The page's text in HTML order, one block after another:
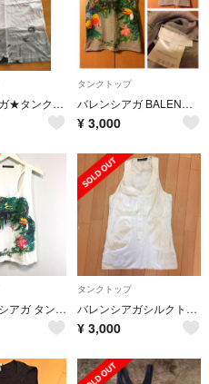
バレンシアガ★タンクトップ
タンクトップ
バレンシアガ BALENCIAGA タンクトップ ノースリーブ カットソー
¥ 3,000
749 バレンシアガ タンクトップ 38 M
タンクトップ
バレンシアガシルクトップス
¥ 3,000